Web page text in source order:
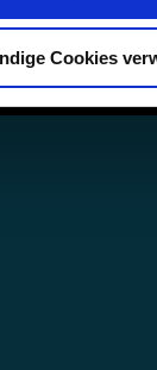
Cookies
STEINMÜHLE